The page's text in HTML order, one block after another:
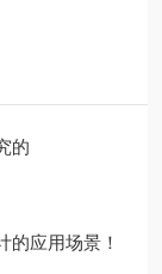
的
的应用场景！